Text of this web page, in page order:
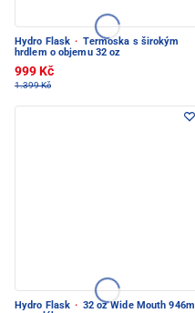
Hydro Flask · Termoska s širokým
hrdlem o objemu 32 oz
999 Kč
1.399 Kč
Hydro Flask · 32 oz Wide Mouth 946ml